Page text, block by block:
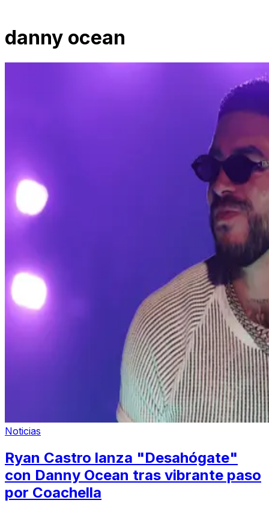
danny ocean
Noticias
Ryan Castro lanza "Desahógate"
con Danny Ocean tras vibrante paso
por Coachella